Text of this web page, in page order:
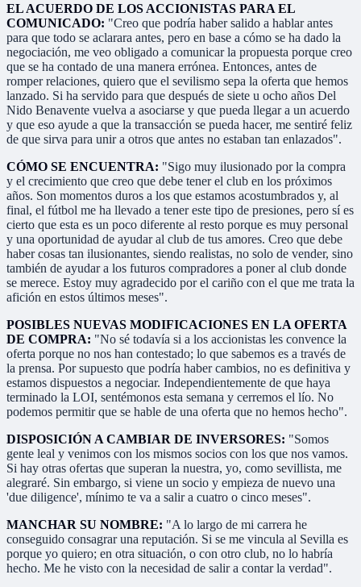
EL ACUERDO DE LOS ACCIONISTAS PARA EL
COMUNICADO: "Creo que podría haber salido a hablar antes
para que todo se aclarara antes, pero en base a cómo se ha dado la
negociación, me veo obligado a comunicar la propuesta porque creo
que se ha contado de una manera errónea. Entonces, antes de
romper relaciones, quiero que el sevilismo sepa la oferta que hemos
lanzado. Si ha servido para que después de siete u ocho años Del
Nido Benavente vuelva a asociarse y que pueda llegar a un acuerdo
y que eso ayude a que la transacción se pueda hacer, me sentiré feliz
de que sirva para unir a otros que antes no estaban tan enlazados".
CÓMO SE ENCUENTRA: "Sigo muy ilusionado por la compra
y el crecimiento que creo que debe tener el club en los próximos
años. Son momentos duros a los que estamos acostumbrados y, al
final, el fútbol me ha llevado a tener este tipo de presiones, pero sí es
cierto que esta es un poco diferente al resto porque es muy personal
y una oportunidad de ayudar al club de tus amores. Creo que debe
haber cosas tan ilusionantes, siendo realistas, no solo de vender, sino
también de ayudar a los futuros compradores a poner al club donde
se merece. Estoy muy agradecido por el cariño con el que me trata la
afición en estos últimos meses".
POSIBLES NUEVAS MODIFICACIONES EN LA OFERTA
DE COMPRA: "No sé todavía si a los accionistas les convence la
oferta porque no nos han contestado; lo que sabemos es a través de
la prensa. Por supuesto que podría haber cambios, no es definitiva y
estamos dispuestos a negociar. Independientemente de que haya
terminado la LOI, sentémonos esta semana y cerremos el lío. No
podemos permitir que se hable de una oferta que no hemos hecho".
DISPOSICIÓN A CAMBIAR DE INVERSORES: "Somos
gente leal y venimos con los mismos socios con los que nos vamos.
Si hay otras ofertas que superan la nuestra, yo, como sevillista, me
alegraré. Sin embargo, si viene un socio y empieza de nuevo una
'due diligence', mínimo te va a salir a cuatro o cinco meses".
MANCHAR SU NOMBRE: "A lo largo de mi carrera he
conseguido consagrar una reputación. Si se me vincula al Sevilla es
porque yo quiero; en otra situación, o con otro club, no lo habría
hecho. Me he visto con la necesidad de salir a contar la verdad".